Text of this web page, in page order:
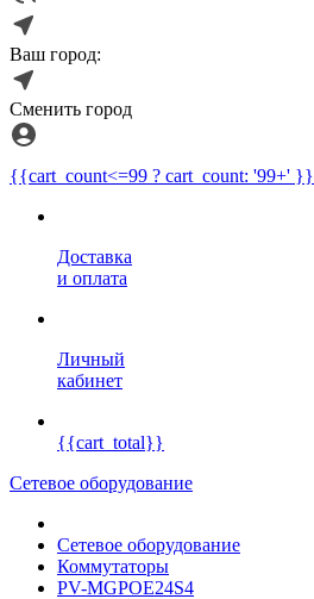
Ваш город:
Сменить город
{{cart_count<=99 ? cart_count: '99+' }}
Доставка
и оплата
Личный
кабинет
{{cart_total}}
Сетевое оборудование
Сетевое оборудование
Коммутаторы
PV-MGPOE24S4